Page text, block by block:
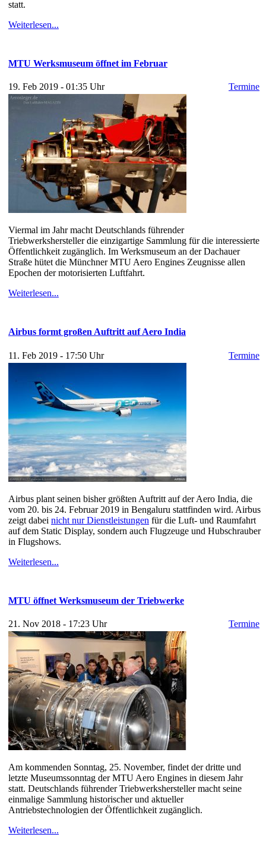
statt.
Weiterlesen...
MTU Werksmuseum öffnet im Februar
19. Feb 2019 - 01:35 Uhr Termine
Viermal im Jahr macht Deutschlands führender
Triebwerkshersteller die einzigartige Sammlung für die interessierte
Öffentlichkeit zugänglich. Im Werksmuseum an der Dachauer
Straße hütet die Münchner MTU Aero Engines Zeugnisse allen
Epochen der motorisierten Luftfahrt.
Weiterlesen...
Airbus formt großen Auftritt auf Aero India
11. Feb 2019 - 17:50 Uhr Termine
Airbus plant seinen bisher größten Auftritt auf der Aero India, die
vom 20. bis 24. Februar 2019 in Bengaluru stattfinden wird. Airbus
zeigt dabei nicht nur Dienstleistungen für die Luft- und Raumfahrt
auf dem Static Display, sondern auch Flugzeuge und Hubschrauber
in Flugshows.
Weiterlesen...
MTU öffnet Werksmuseum der Triebwerke
21. Nov 2018 - 17:23 Uhr Termine
Am kommenden Sonntag, 25. November, findet der dritte und
letzte Museumssonntag der MTU Aero Engines in diesem Jahr
statt. Deutschlands führender Triebwerkshersteller macht seine
einmalige Sammlung historischer und aktueller
Antriebstechnologien der Öffentlichkeit zugänglich.
Weiterlesen...